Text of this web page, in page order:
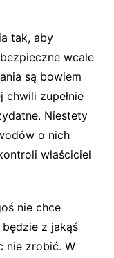
tak, aby
wcale
są bowiem
chwili zupełnie
Niestety
o nich
właściciel
nie chce
z jakąś
nie zrobić. W